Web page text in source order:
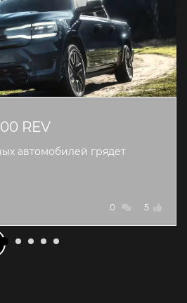
REV
автомобилей грядет
0 5